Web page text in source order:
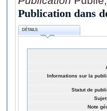
Publication dans
DÉTAILS
Informations sur la
Statut de
Sujet
Note